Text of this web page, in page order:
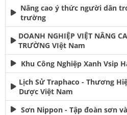
Nâng cao ý thức người dân
trường
DOANH NGHIỆP VIỆT NÂNG
TRƯỜNG VIệt Nam
Khu Công Nghiệp Xanh Vsip
Lịch Sử Traphaco - Thương
Dược Việt Nam
Sơn Nippon - Tập đoàn sơn